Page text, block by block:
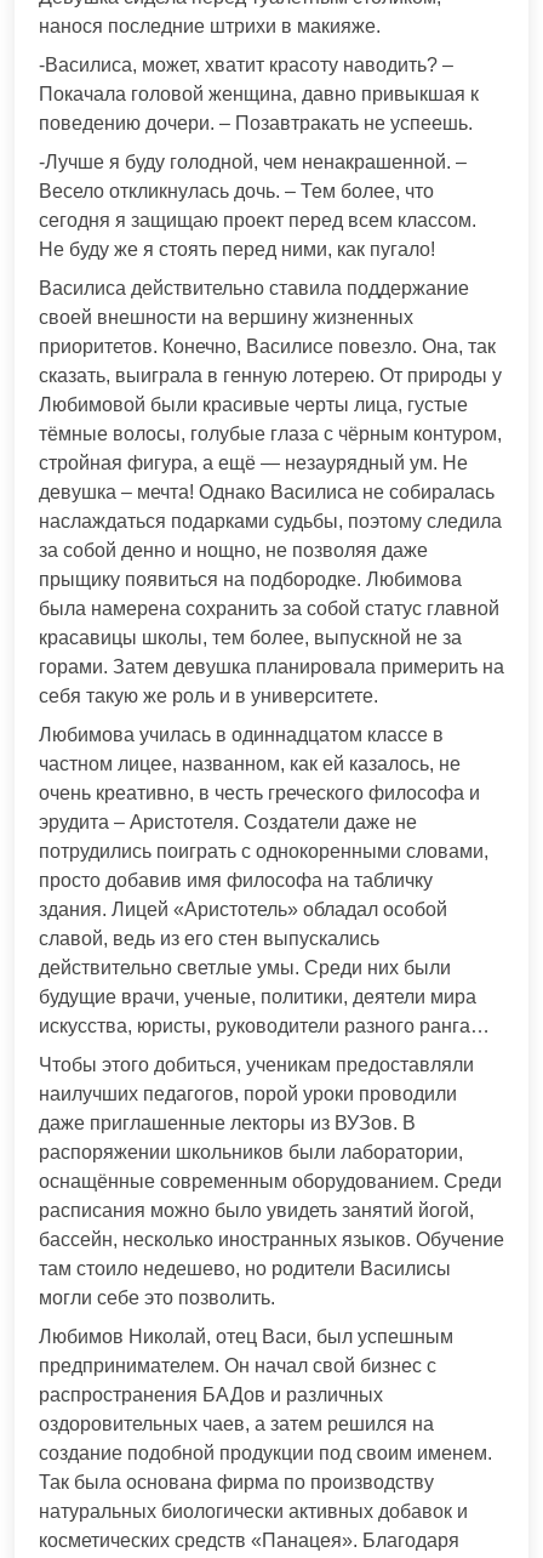
нанося последние штрихи в макияже.
-Василиса, может, хватит красоту наводить? –
Покачала головой женщина, давно привыкшая к
поведению дочери. – Позавтракать не успеешь.
-Лучше я буду голодной, чем ненакрашенной. –
Весело откликнулась дочь. – Тем более, что
сегодня я защищаю проект перед всем классом.
Не буду же я стоять перед ними, как пугало!
Василиса действительно ставила поддержание
своей внешности на вершину жизненных
приоритетов. Конечно, Василисе повезло. Она, так
сказать, выиграла в генную лотерею. От природы у
Любимовой были красивые черты лица, густые
тёмные волосы, голубые глаза с чёрным контуром,
стройная фигура, а ещё — незаурядный ум. Не
девушка – мечта! Однако Василиса не собиралась
наслаждаться подарками судьбы, поэтому следила
за собой денно и нощно, не позволяя даже
прыщику появиться на подбородке. Любимова
была намерена сохранить за собой статус главной
красавицы школы, тем более, выпускной не за
горами. Затем девушка планировала примерить на
себя такую же роль и в университете.
Любимова училась в одиннадцатом классе в
частном лицее, названном, как ей казалось, не
очень креативно, в честь греческого философа и
эрудита – Аристотеля. Создатели даже не
потрудились поиграть с однокоренными словами,
просто добавив имя философа на табличку
здания. Лицей «Аристотель» обладал особой
славой, ведь из его стен выпускались
действительно светлые умы. Среди них были
будущие врачи, ученые, политики, деятели мира
искусства, юристы, руководители разного ранга…
Чтобы этого добиться, ученикам предоставляли
наилучших педагогов, порой уроки проводили
даже приглашенные лекторы из ВУЗов. В
распоряжении школьников были лаборатории,
оснащённые современным оборудованием. Среди
расписания можно было увидеть занятий йогой,
бассейн, несколько иностранных языков. Обучение
там стоило недешево, но родители Василисы
могли себе это позволить.
Любимов Николай, отец Васи, был успешным
предпринимателем. Он начал свой бизнес с
распространения БАДов и различных
оздоровительных чаев, а затем решился на
создание подобной продукции под своим именем.
Так была основана фирма по производству
натуральных биологически активных добавок и
косметических средств «Панацея». Благодаря